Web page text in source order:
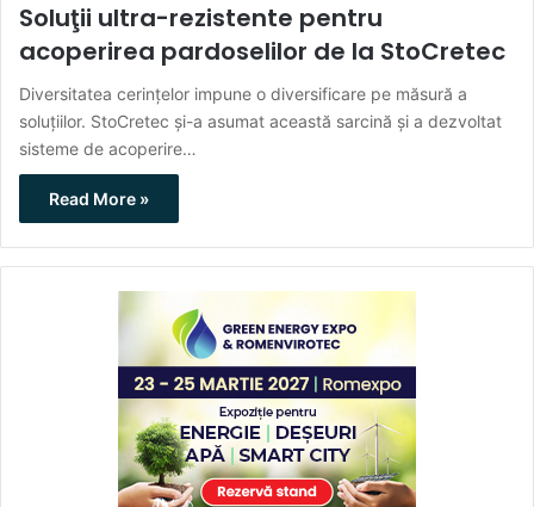
Soluţii ultra-rezistente pentru
acoperirea pardoselilor de la StoCretec
Diversitatea cerinţelor impune o diversificare pe măsură a
soluţiilor. StoCretec şi-a asumat această sarcină şi a dezvoltat
sisteme de acoperire…
Read More »